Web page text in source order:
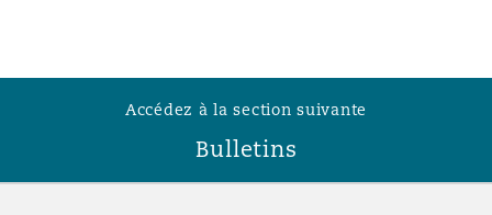
Accédez à la section suivante
Bulletins